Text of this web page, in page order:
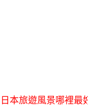
日本旅遊風景哪裡最